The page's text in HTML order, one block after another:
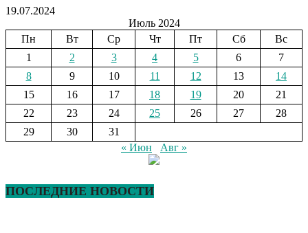
19.07.2024
Июль 2024
Пн
Вт Ср Чт Пт Сб
Вс
1
2 3 4 5 6
7
8
9 10 11 12 13
14
15
16 17 18 19 20
21
22
23 24 25 26 27
28
29
30
31
« Июн
Авг »
ПОСЛЕДНИЕ НОВОСТИ